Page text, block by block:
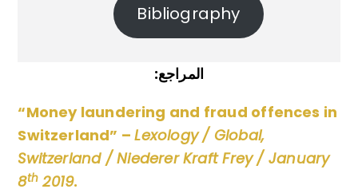
Bibliography
:المراجع
“Money laundering and fraud offences in
Switzerland” –Lexology / Global,
Switzerland / Niederer Kraft Frey / January
8th2019.